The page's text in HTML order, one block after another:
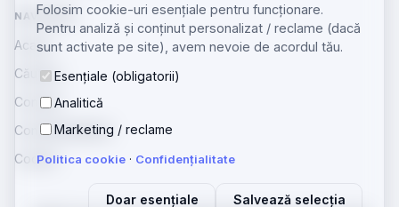
Folosim cookie-uri esențiale pentru funcționare.
Pentru analiză și conținut personalizat / reclame (dacă
sunt activate pe site), avem nevoie de acordul tău.
Esențiale (obligatorii)
Analitică
Marketing / reclame
Politica cookie · Confidențialitate
Doar esențiale Salvează selecția
NAVIGARE
Acasă
Căutare
Contact
Confidențialitate
Cookie